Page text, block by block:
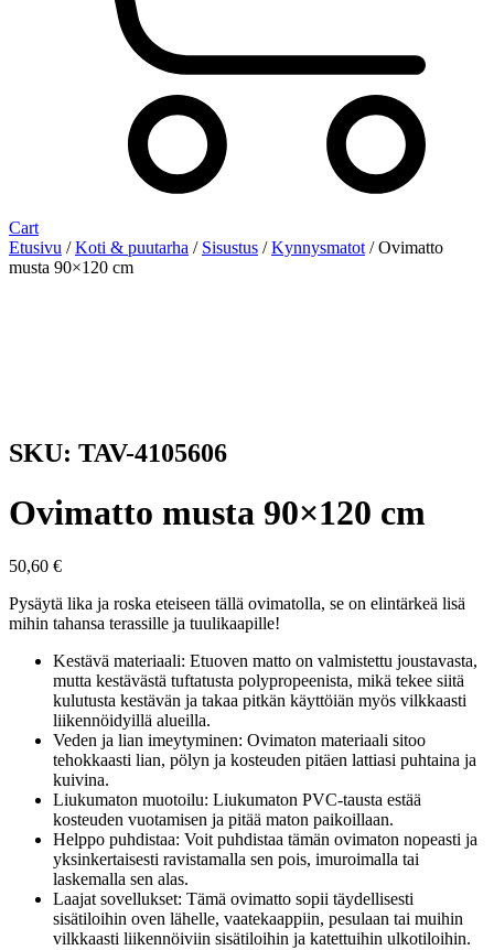
Cart
Etusivu /Koti & puutarha / Sisustus /Kynnysmatot / Ovimatto
musta 90×120 cm
SKU: TAV-4105606
Ovimatto musta 90×120 cm
50,60 €
Pysäytä lika ja roska eteiseen tällä ovimatolla, se on elintärkeä lisä
mihin tahansa terassille ja tuulikaapille!
Kestävä materiaali: Etuoven matto on valmistettu joustavasta,
mutta kestävästä tuftatusta polypropeenista, mikä tekee siitä
kulutusta kestävän ja takaa pitkän käyttöiän myös vilkkaasti
liikennöidyillä alueilla.
Veden ja lian imeytyminen: Ovimaton materiaali sitoo
tehokkaasti lian, pölyn ja kosteuden pitäen lattiasi puhtaina ja
kuivina.
Liukumaton muotoilu: Liukumaton PVC-tausta estää
kosteuden vuotamisen ja pitää maton paikoillaan.
Helppo puhdistaa: Voit puhdistaa tämän ovimaton nopeasti ja
yksinkertaisesti ravistamalla sen pois, imuroimalla tai
laskemalla sen alas.
Laajat sovellukset: Tämä ovimatto sopii täydellisesti
sisätiloihin oven lähelle, vaatekaappiin, pesulaan tai muihin
vilkkaasti liikennöiviin sisätiloihin ja katettuihin ulkotiloihin.